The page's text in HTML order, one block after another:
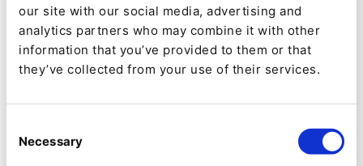
our site with our social media, advertising and
analytics partners who may combine it with other
information that you’ve provided to them or that
they’ve collected from your use of their services.
Selection
Necessary
INSIDE IBEXA
02.02.22| 6 Min. Lesezeit